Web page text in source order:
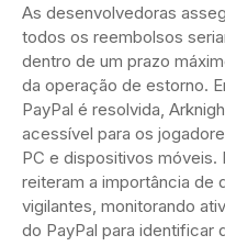
As desenvolvedoras
todos os reembolsos
dentro de um prazo
da operação de estorno.
PayPal é resolvida,
acessível para os
PC e dispositivos móveis.
reiteram a importância de
vigilantes, monitorando
do PayPal para identificar